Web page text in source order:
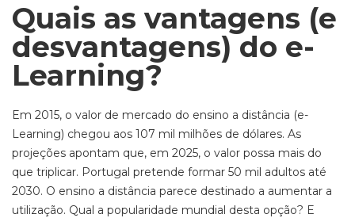
Quais as vantagens (e
desvantagens) do e-
Learning?
Em 2015, o valor de mercado do ensino a distância (e-
Learning) chegou aos 107 mil milhões de dólares. As
projeções apontam que, em 2025, o valor possa mais do
que triplicar. Portugal pretende formar 50 mil adultos até
2030. O ensino a distância parece destinado a aumentar a
utilização. Qual a popularidade mundial desta opção? E